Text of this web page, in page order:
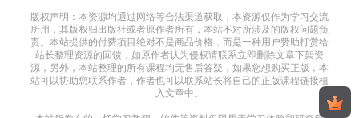
版权声明：本资源均通过网络等合法渠道获取，本资源仅作为学习交流
所用，其版权归出版社或者原作者所有，本站不对所涉及的版权问题负
责。本站提供的付费项目绝对不是商品价格，而是一种用户赞助打赏给
站长整理资源的回馈，如原作者认为侵权请联系立即删除文章下架资
源，另外，本站整理的所有课程均无售后答疑，如果您想购买正版，本
站可以协助您联系作者，作者也可以联系站长将自己的正版课程链接植
入文章中。